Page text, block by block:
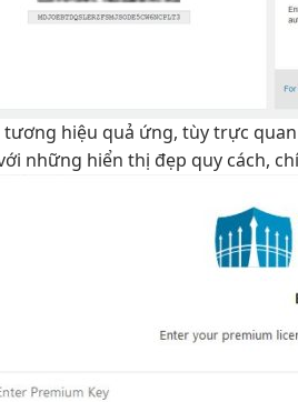
hiệu quả ứng, tùytrực quan
những hiển thị đẹp quy cách,